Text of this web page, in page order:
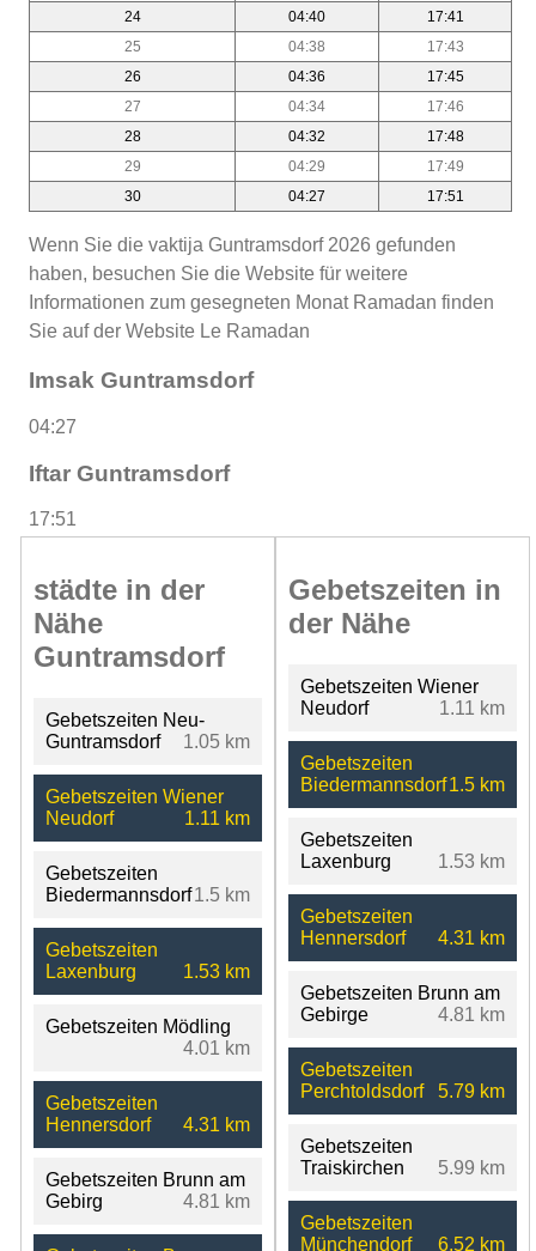
24
04:40
17:41
25
04:38
17:43
26
04:36
17:45
27
04:34
17:46
28
04:32
17:48
29
04:29
17:49
30
04:27 17:51
Wenn Sie die vaktija Guntramsdorf 2026 gefunden
haben, besuchen Sie die Website für weitere
Informationen zum gesegneten Monat Ramadan finden
Sie auf der Website Le Ramadan
Imsak Guntramsdorf
04:27
Iftar Guntramsdorf
17:51
städte in der
Nähe
Guntramsdorf
Gebetszeiten Neu-
Guntramsdorf
1.05 km
Gebetszeiten Wiener
Neudorf
1.11 km
Gebetszeiten
Biedermannsdorf1.5 km
Gebetszeiten
Laxenburg
1.53 km
Gebetszeiten Mödling
4.01 km
Gebetszeiten
Hennersdorf
4.31 km
Gebetszeiten Brunn am
Gebirg
4.81 km
Gebetszeiten in
der Nähe
Gebetszeiten Wiener
Neudorf
1.11 km
Gebetszeiten
Biedermannsdorf1.5 km
Gebetszeiten
Laxenburg
1.53 km
Gebetszeiten
Hennersdorf
4.31 km
Gebetszeiten Brunn am
Gebirge
4.81 km
Gebetszeiten
Perchtoldsdorf
5.79 km
Gebetszeiten
Traiskirchen
5.99 km
Gebetszeiten
Münchendorf
6.52 km